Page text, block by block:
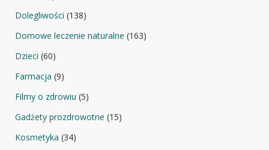
Dolegliwości (138)
Domowe leczenie naturalne (163)
Dzieci (60)
Farmacja (9)
Filmy o zdrowiu (5)
Gadżety prozdrowotne (15)
Kosmetyka (34)